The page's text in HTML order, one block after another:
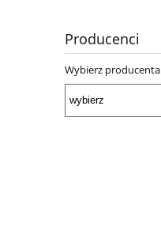
Producenci
Wybierz producenta